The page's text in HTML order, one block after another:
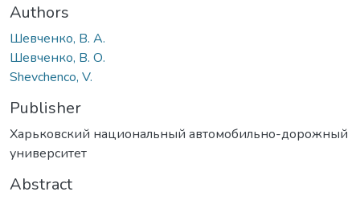
Authors
Шевченко, В. А.
Шевченко, В. О.
Shevchenco, V.
Publisher
Харьковский национальный автомобильно-дорожный
университет
Abstract